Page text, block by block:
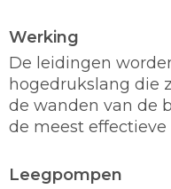
Werking
De leidingen
hogedrukslang die
de wanden van de
de meest
Leegpompen